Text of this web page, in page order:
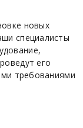
новых
специалисты
его
требованиями